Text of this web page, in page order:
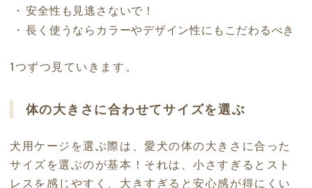
安全性も見逃さないで！
長く使うならカラーやデザイン性にもこだわるべき
1つずつ見ていきます。
体の大きさに合わせてサイズを選ぶ
犬用ケージを選ぶ際は、愛犬の体の大きさに合った
サイズを選ぶのが基本！それは、小さすぎるとスト
レスを感じやすく、大きすぎると安心感が得にくい